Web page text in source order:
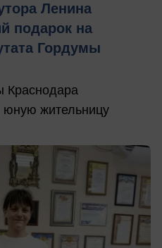
Ленина
подарок на
Гордумы
Краснодара
юную жительницу